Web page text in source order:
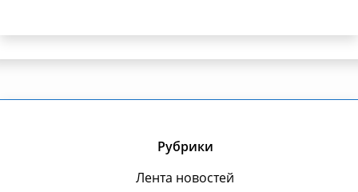
Рубрики
Лента новостей